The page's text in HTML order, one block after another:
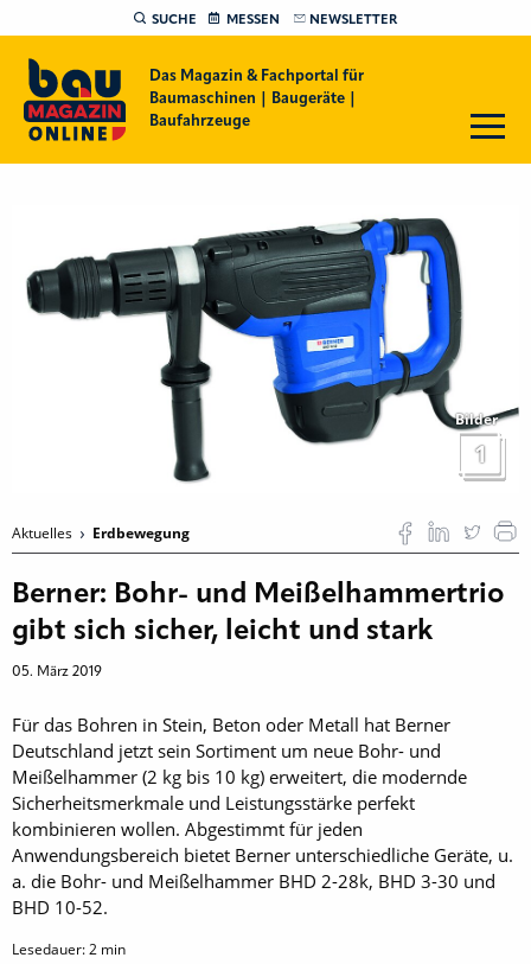
SUCHE MESSEN NEWSLETTER
Das Magazin & Fachportal für
Baumaschinen | Baugeräte |
Baufahrzeuge
Bilder
1
Aktuelles Erdbewegung
Berner: Bohr- und Meißelhammertrio
gibt sich sicher, leicht und stark
05. März 2019
Für das Bohren in Stein, Beton oder Metall hat Berner
Deutschland jetzt sein Sortiment um neue Bohr- und
Meißelhammer (2 kg bis 10 kg) erweitert, die modernde
Sicherheitsmerkmale und Leistungsstärke perfekt
kombinieren wollen. Abgestimmt für jeden
Anwendungsbereich bietet Berner unterschiedliche Geräte, u.
a. die Bohr- und Meißelhammer BHD 2-28k, BHD 3-30 und
BHD 10-52.
Lesedauer:2 min